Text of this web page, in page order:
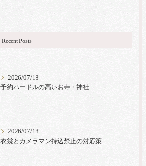
Recent Posts
2026/07/18
予約ハードルの高いお寺・神社
2026/07/18
衣裳とカメラマン持込禁止の対応策